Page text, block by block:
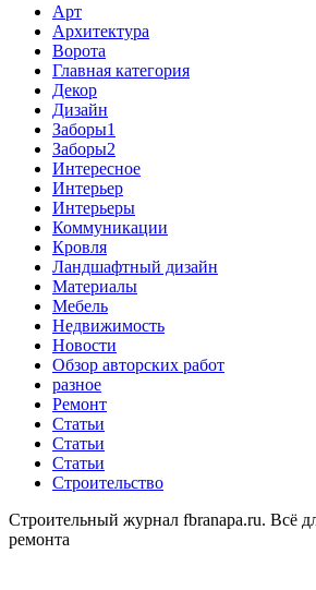
Арт
Архитектура
Ворота
Главная категория
Декор
Дизайн
Заборы1
Заборы2
Интересное
Интерьер
Интерьеры
Коммуникации
Кровля
Ландшафтный дизайн
Материалы
Мебель
Недвижимость
Новости
Обзор авторских работ
разное
Ремонт
Статьи
Статьи
Статьи
Строительство
Строительный журнал fbranapa.ru. Всё
ремонта